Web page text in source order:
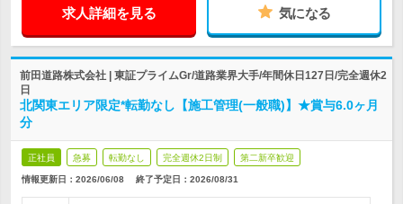
求人詳細を見る 気になる
前田道路株式会社 | 東証プライムGr/道路業界大手/年間休日127日/完全週休2
日
北関東エリア限定*転勤なし【施工管理(一般職)】★賞与6.0ヶ月
分
正社員 急募 転勤なし 完全週休2日制 第二新卒歓迎
情報更新日：2026/06/08 終了予定日： 2026/08/31